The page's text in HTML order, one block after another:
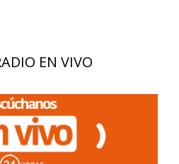
EN VIVO